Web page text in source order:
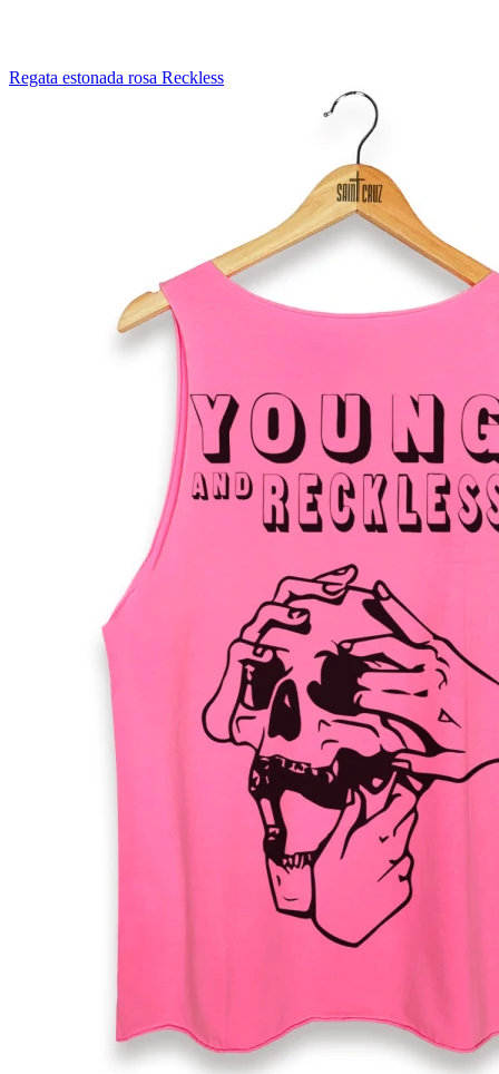
Regata estonada rosa Reckless